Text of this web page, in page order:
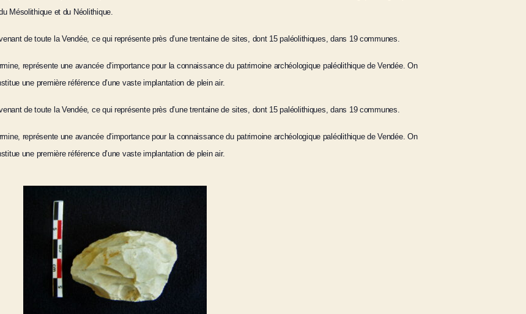
Mésolithique et du Néolithique.
de toute la Vendée, ce qui représente près d’une trentaine de sites, dont 15 paléolithiques, dans 19 communes.
représente une avancée d’importance pour la connaissance du patrimoine archéologique paléolithique de Vendée. On
une première référence d’une vaste implantation de plein air.
de toute la Vendée, ce qui représente près d’une trentaine de sites, dont 15 paléolithiques, dans 19 communes.
représente une avancée d’importance pour la connaissance du patrimoine archéologique paléolithique de Vendée. On
une première référence d’une vaste implantation de plein air.